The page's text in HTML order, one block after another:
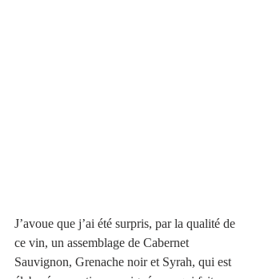
J’avoue que j’ai été surpris, par la qualité de
ce vin, un assemblage de Cabernet
Sauvignon, Grenache noir et Syrah, qui est